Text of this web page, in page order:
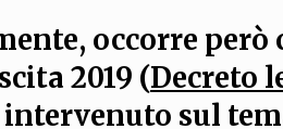
occorre però
2019 (Decreto
intervenuto sul